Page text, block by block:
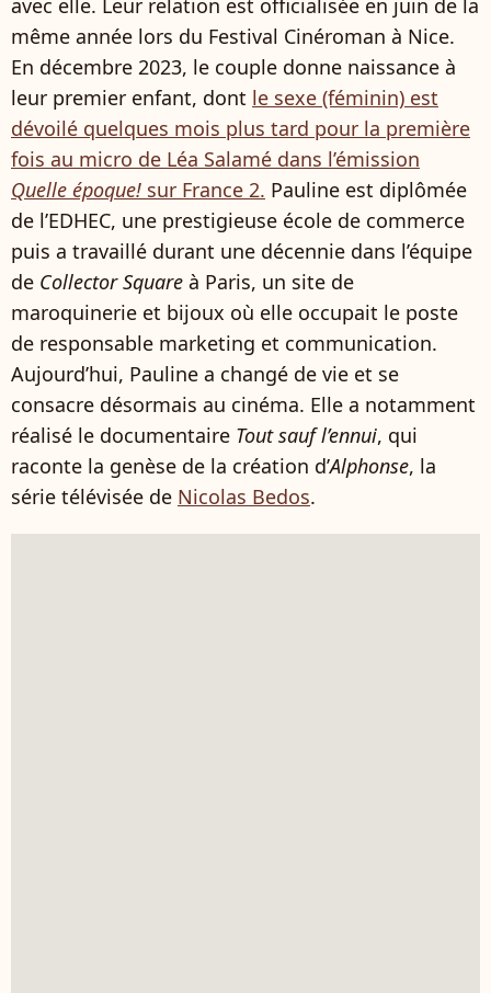
avec elle. Leur relation est officialisée en juin de la
même année lors du Festival Cinéroman à Nice.
En décembre 2023, le couple donne naissance à
leur premier enfant, dont le sexe (féminin) est
dévoilé quelques mois plus tard pour la première
fois au micro de Léa Salamé dans l’émission
Quelle époque! sur France 2. Pauline est diplômée
de l’EDHEC, une prestigieuse école de commerce
puis a travaillé durant une décennie dans l’équipe
de Collector Square à Paris, un site de
maroquinerie et bijoux où elle occupait le poste
de responsable marketing et communication.
Aujourd’hui, Pauline a changé de vie et se
consacre désormais au cinéma. Elle a notamment
réalisé le documentaire Tout sauf l’ennui, qui
raconte la genèse de la création d’Alphonse, la
série télévisée de Nicolas Bedos.